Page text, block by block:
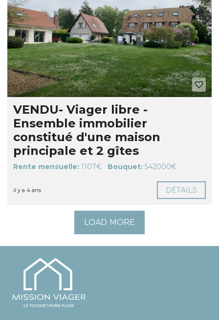
VENDU- Viager libre -
Ensemble immobilier
constitué d'une maison
principale et 2 gîtes
Rente mensuelle: 1107€ Bouquet: 542000€
il y a 4 ans DÉTAILS
LOAD MORE